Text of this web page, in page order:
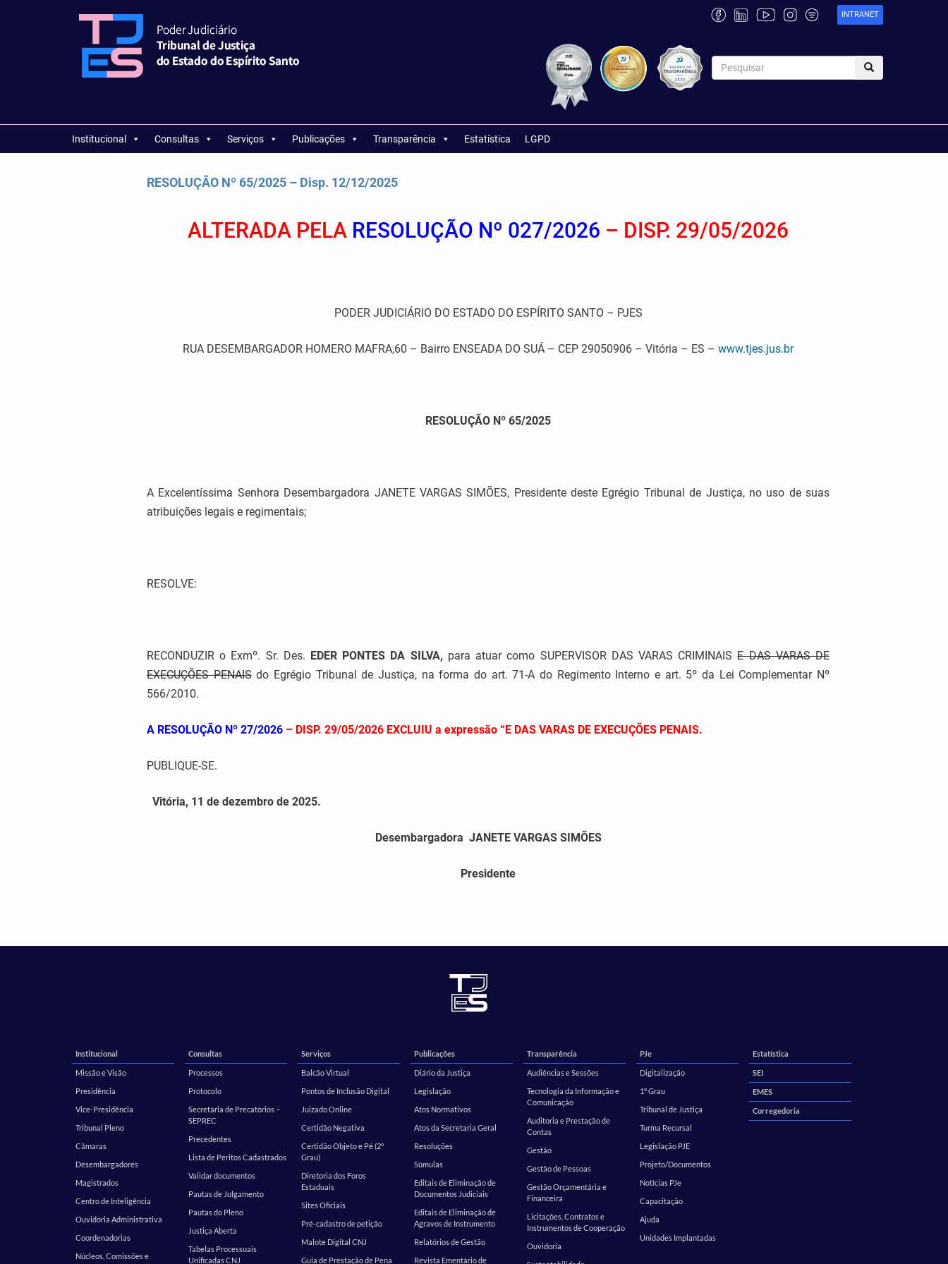
INTRANET
Institucional Consultas Serviços Publicações Transparência Estatística LGPD
RESOLUÇÃO Nº 65/2025 – Disp. 12/12/2025
ALTERADA PELA RESOLUÇÃO Nº 027/2026 – DISP. 29/05/2026
PODER JUDICIÁRIO DO ESTADO DO ESPÍRITO SANTO – PJES
RUA DESEMBARGADOR HOMERO MAFRA,60 – Bairro ENSEADA DO SUÁ – CEP 29050906 – Vitória – ES – www.tjes.jus.br
RESOLUÇÃO Nº 65/2025
A Excelentíssima Senhora Desembargadora JANETE VARGAS SIMÕES, Presidente deste Egrégio Tribunal de Justiça, no uso de suas
atribuições legais e regimentais;
RESOLVE:
RECONDUZIR o Exmº. Sr. Des. EDER PONTES DA SILVA, para atuar como SUPERVISOR DAS VARAS CRIMINAISE DAS VARAS DE
EXECUÇÕES PENAISdo Egrégio Tribunal de Justiça, na forma do art. 71-A do Regimento Interno e art. 5º da Lei Complementar Nº
566/2010.
A RESOLUÇÃO Nº 27/2026 – DISP. 29/05/2026 EXCLUIU a expressão “E DAS VARAS DE EXECUÇÕES PENAIS.
PUBLIQUE-SE.
Vitória, 11 de dezembro de 2025.
Desembargadora JANETE VARGAS SIMÕES
Presidente
Institucional
Missão e Visão
Presidência
Vice-Presidência
Tribunal Pleno
Câmaras
Desembargadores
Magistrados
Centro de Inteligência
Ouvidoria Administrativa
Coordenadorias
Núcleos, Comissões e
Consultas
Processos
Protocolo
Secretaria de Precatórios –
SEPREC
Precedentes
Lista de Peritos Cadastrados
Validar documentos
Pautas de Julgamento
Pautas do Pleno
Justiça Aberta
Tabelas Processuais
Unificadas CNJ
Serviços
Balcão Virtual
Pontos de Inclusão Digital
Juizado Online
Certidão Negativa
Certidão Objeto e Pé (2º
Grau)
Diretoria dos Foros
Estaduais
Sites Oficiais
Pré-cadastro de petição
Malote Digital CNJ
Guia de Prestação de Pena
Publicações
Diário da Justiça
Legislação
Atos Normativos
Atos da Secretaria Geral
Resoluções
Súmulas
Editais de Eliminação de
Documentos Judiciais
Editais de Eliminação de
Agravos de Instrumento
Relatórios de Gestão
Revista Ementário de
Transparência
Audiências e Sessões
Tecnologia da Informação e
Comunicação
Auditoria e Prestação de
Contas
Gestão
Gestão de Pessoas
Gestão Orçamentária e
Financeira
Licitações, Contratos e
Instrumentos de Cooperação
Ouvidoria
PJe
Digitalização
1º Grau
Tribunal de Justiça
Turma Recursal
Legislação PJE
Projeto/Documentos
Notícias PJe
Capacitação
Ajuda
Unidades Implantadas
Estatística
SEI
EMES
Corregedoria